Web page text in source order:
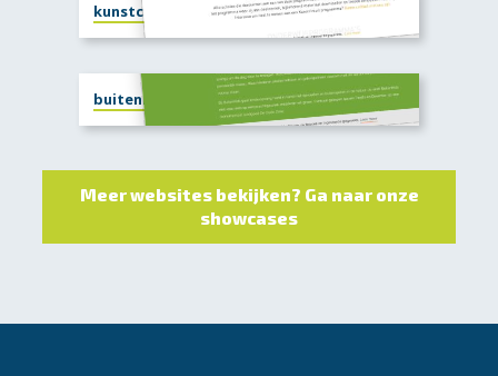
kunstcircuitportaal.nl
buitenkids.nl
Meer websites bekijken? Ga naar onze
showcases